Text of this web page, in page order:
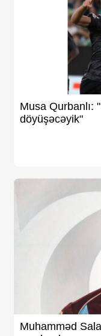
Musa Qurbanlı:
döyüşəcəyik"
Muhamməd